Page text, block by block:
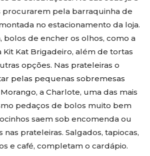
procurarem pela barraquinha de
no estacionamento da loja.
bolos de encher os olhos, como a
Kit Kat Brigadeiro, além de tortas
opções. Nas prateleiras o
pelas pequenas sobremesas
a Charlote, uma das mais
pedaços de bolos muito bem
saem sob encomenda ou
nas prateleiras. Salgados, tapiocas,
e café, completam o cardápio.